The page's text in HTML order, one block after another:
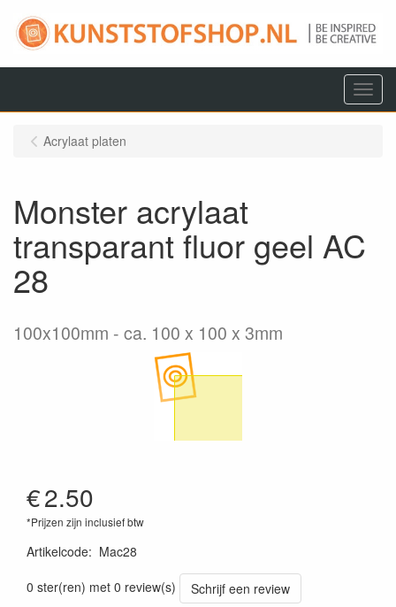
Menu
Acrylaat platen
Monster acrylaat
transparant fluor geel AC
28
100x100mm ca. 100 x 100 x 3mm
€2.50
*Prijzen zijn inclusief btw
Artikelcode: Mac28
0 ster(ren) met 0 review(s)
Schrijf een review